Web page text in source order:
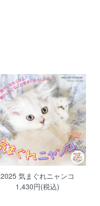
2025 気まぐれニャンコ
1,430円(税込)